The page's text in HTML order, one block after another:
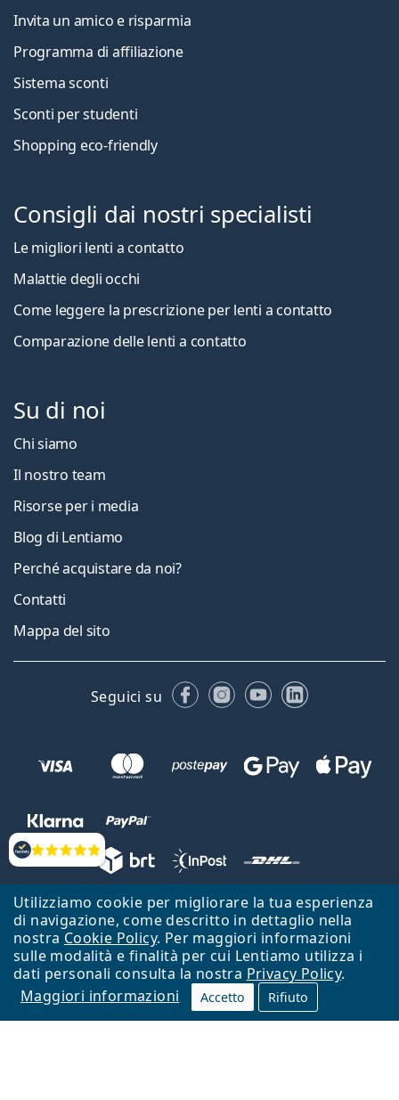
Utilizziamo cookie per migliorare la tua esperienza
di navigazione, come descritto in dettaglio nella
nostra Cookie Policy. Per maggiori informazioni
sulle modalità e finalità per cui Lentiamo utilizza i
dati personali consulta la nostra Privacy Policy.
Maggiori informazioni
Accetto Rifiuto
Valutazione
Invita un amico e risparmia
Programma di affiliazione
Sistema sconti
Sconti per studenti
Shopping eco-friendly
Consigli dai nostri specialisti
Le migliori lenti a contatto
Malattie degli occhi
Come leggere la prescrizione per lenti a contatto
Comparazione delle lenti a contatto
Su di noi
Chi siamo
Il nostro team
Risorse per i media
Blog di Lentiamo
Perché acquistare da noi?
Contatti
Mappa del sito
Seguici su FacebookInstagram
YouTubeLinkedIn
Lentiamo s.r.o., Vídeňská 12, 37833 Nová Bystřice, Repubblica Ceca.
Partita IVA: CZ26104784
Torna alla Home Page
Vai all'inizio
Il sito Lentiamo.it è proprietà di Lentiamo s.r.o., che ne detiene la
Online - per te - da 18 anni!